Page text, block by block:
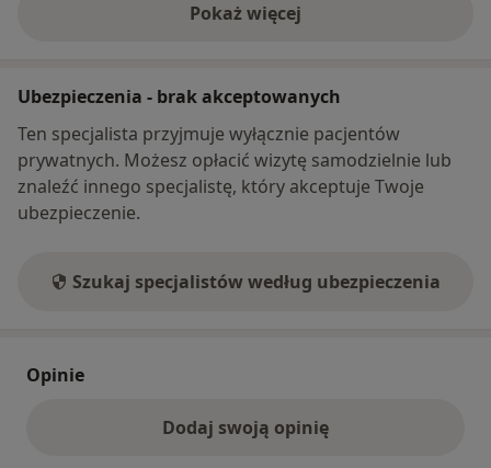
Pokaż więcej
o adresie
Ubezpieczenia - brak akceptowanych
Ten specjalista przyjmuje wyłącznie pacjentów
prywatnych. Możesz opłacić wizytę samodzielnie lub
znaleźć innego specjalistę, który akceptuje Twoje
ubezpieczenie.
Szukaj specjalistów według ubezpieczenia
Opinie
Dodaj swoją opinię